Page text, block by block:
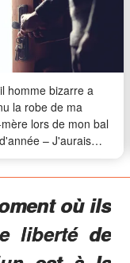
homme bizarre a
la robe de ma
lors de mon bal
– J'aurais
ne jamais l'avoir
la voir
où ils
liberté de